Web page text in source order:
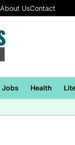
About UsContact
Jobs Health